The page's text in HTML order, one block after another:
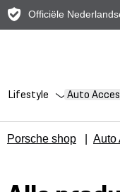
Officiële
Lifestyle Auto
Porsche shop Auto